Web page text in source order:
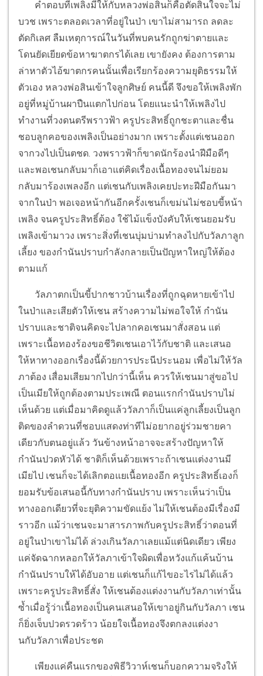
คำตอบที่เพลิงมีให้กับหลวงพ่อสินก็คือตัดสินใจจะไม่
บวช เพราะตลอดเวลาที่อยู่ในป่า เขาไม่สามารถ ลดละ
ตัดกิเลศ ลืมเหตุการณ์ในวันที่พบคนรักถูกฆ่าตายและ
โดนยัดเยียดข้อหาฆาตกรได้เลย เขายังคง ต้องการตาม
ล่าหาตัวไอ้ฆาตกรคนนั้นเพื่อเรียกร้องความยุติธรรมให้
ตัวเอง หลวงพ่อสินเข้าใจลูกศิษย์ คนนี้ดี จึงขอให้เพลิงพัก
อยู่ที่หมู่บ้านผาปืนแตกไปก่อน โดยแนะนำให้เพลิงไป
ทำงานที่วงดนตรีพราวฟ้า ครูประสิทธิ์ถูกชะตาและชื่น
ชอบลูกคอของเพลิงเป็นอย่างมาก เพราะตั้งแต่เชนออก
จากวงไปเป็นตชด. วงพราวฟ้าก็ขาดนักร้องนำฝีมือดีๆ
และพอเชนกลับมาก็เอาแต่คิดเรื่องเนื้อทองจนไม่ยอม
กลับมาร้องเพลงอีก แต่เชนกับเพลิงเคยปะทะฝีมือกันมา
จากในป่า พอเจอหน้ากันอีกครั้งเชนก็เขม่นไม่ชอบขี้หน้า
เพลิง จนครูประสิทธิ์ต้อง ใช้ไม้แข็งบังคับให้เชนยอมรับ
เพลิงเข้ามาวง เพราะสิ่งที่เชนบุ่มบ่ามทำลงไปกับวัลภาลูก
เลี้ยง ของกำนันปราบกำลังกลายเป็นปัญหาใหญ่ให้ต้อง
ตามแก้
วัลภาตกเป็นขี้ปากชาวบ้านเรื่องที่ถูกฉุดหายเข้าไป
ในป่าและเสียตัวให้เชน สร้างความไม่พอใจให้ กำนัน
ปราบและชาติจนคิดจะไปลากคอเชนมาสั่งสอน แต่
เพราะเนื้อทองร้องขอชีวิตเชนเอาไว้กับชาติ และเสนอ
ให้หาทางออกเรื่องนี้ด้วยการประนีประนอม เพื่อไม่ให้วัล
ภาต้อง เสื่อมเสียมากไปกว่านี้เห็น ควรให้เชนมาสู่ขอไป
เป็นเมียให้ถูกต้องตามประเพณี ตอนแรกกำนันปราบไม่
เห็นด้วย แต่เมื่อมาคิดดูแล้ววัลภาก็เป็นแค่ลูกเลี้ยงเป็นลูก
ติดของลำดวนที่ชอบแสดงท่าทีไม่อยากอยู่ร่วมชายคา
เดียวกับตนอยู่แล้ว วันข้างหน้าอาจจะสร้างปัญหาให้
กำนันปวดหัวได้ ชาติก็เห็นด้วยเพราะถ้าเชนแต่งงานมี
เมียไป เชนก็จะได้เลิกตอแยเนื้อทองอีก ครูประสิทธิ์เองก็
ยอมรับข้อเสนอนี้กับทางกำนันปราบ เพราะเห็นว่าเป็น
ทางออกเดียวที่จะยุติความขัดแย้ง ไม่ให้เชนต้องมีเรื่องมี
ราวอีก แม้ว่าเชนจะมาสารภาพกับครูประสิทธิ์ว่าตอนที่
อยู่ในป่าเขาไม่ได้ ล่วงเกินวัลภาเลยแม้แต่นิดเดียว เพียง
แค่จัดฉากหลอกให้วัลภาเข้าใจผิดเพื่อหวังแก้แค้นบ้าน
กำนันปราบให้ได้อับอาย แต่เชนก็แก้ไขอะไรไม่ได้แล้ว
เพราะครูประสิทธิ์สั่ง ให้เชนต้องแต่งงานกับวัลภาเท่านั้น
ซ้ำเมื่อรู้ว่าเนื้อทองเป็นคนเสนอให้เขาอยู่กินกับวัลภา เชน
ก็ยิ่งเจ็บปวดรวดร้าว น้อยใจเนื้อทองจึงตกลงแต่งงา
นกับวัลภาเพื่อประชด
เพียงแค่คืนแรกของพิธีวิวาห์เชนก็บอกความจริงให้